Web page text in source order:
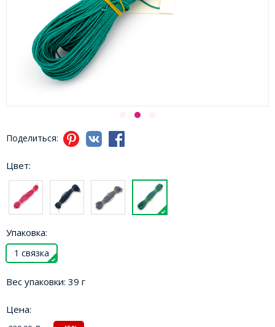
Поделиться:
Цвет:
Упаковка:
1 связка
Вес упаковки: 39 г
Цена: